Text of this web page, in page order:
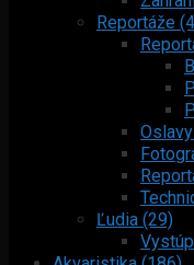
Reportáže
Ľudia (29)